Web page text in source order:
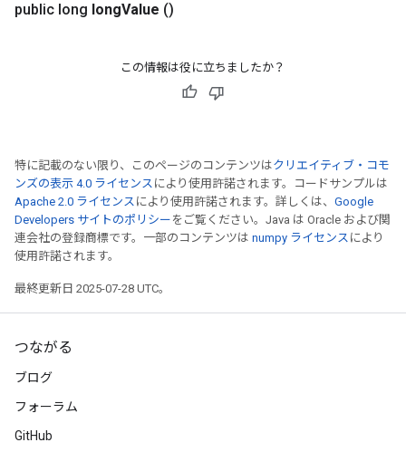
public long longValue ()
この情報は役に立ちましたか？
特に記載のない限り、このページのコンテンツはクリエイティブ・コモ
ンズの表示 4.0 ライセンス により使用許諾されます。コードサンプルは
Apache 2.0 ライセンス により使用許諾されます。詳しくは、 Google
Developers サイトのポリシー をご覧ください。Java は Oracle および関
連会社の登録商標です。一部のコンテンツは numpy ライセンス により
使用許諾されます。
最終更新日 2025-07-28 UTC。
つながる
ブログ
フォーラム
GitHub